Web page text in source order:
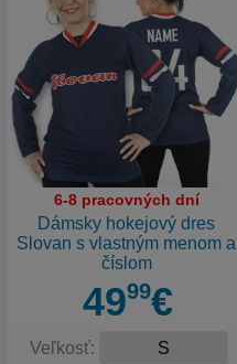
6-8 pracovných dní
Dámsky hokejový dres
Slovan s vlastným menom a
číslom
4999€
Veľkosť: